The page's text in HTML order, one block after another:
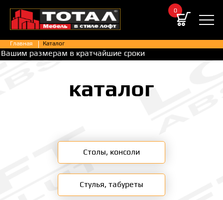
0
Главная Каталог
сроки
каталог
Столы, консоли
Стулья, табуреты